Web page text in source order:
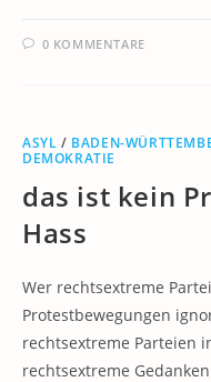
0 KOMMENTARE
ASYL / BADEN-
DEMOKRATIE
das ist kein
Hass
Wer rechtsextreme
Protestbewegungen
rechtsextreme Parteien
rechtsextreme